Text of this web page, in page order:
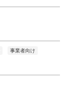
事業者向け